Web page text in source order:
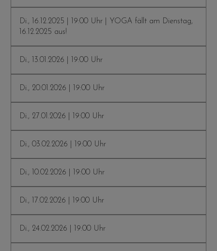
Di., 16.12.2025 | 19:00 Uhr | YOGA fällt am Dienstag,
16.12.2025 aus!
Di., 13.01.2026 | 19:00 Uhr
Di., 20.01.2026 | 19:00 Uhr
Di., 27.01.2026 | 19:00 Uhr
Di., 03.02.2026 | 19:00 Uhr
Di., 10.02.2026 | 19:00 Uhr
Di., 17.02.2026 | 19:00 Uhr
Di., 24.02.2026 | 19:00 Uhr